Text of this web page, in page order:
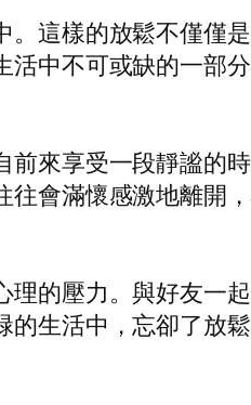
這樣的放鬆不僅僅
中不可或缺的一部
來享受一段靜謐的
會滿懷感激地離開
的壓力。與好友一
生活中，忘卻了放